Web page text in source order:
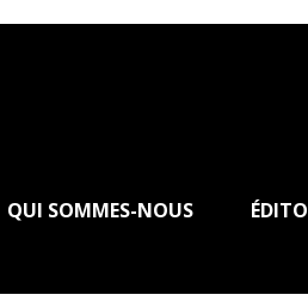
QUI SOMMES-NOUS ÉDITO